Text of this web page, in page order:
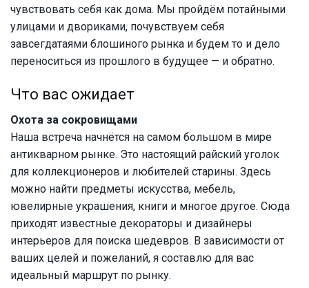
чувствовать себя как дома. Мы пройдём потайными
улицами и двориками, почувствуем себя
завсегдатаями блошиного рынка и будем то и дело
переноситься из прошлого в будущее — и обратно.
Что вас ожидает
Охота за сокровищами
Наша встреча начнётся на самом большом в мире
антикварном рынке. Это настоящий райский уголок
для коллекционеров и любителей старины. Здесь
можно найти предметы искусства, мебель,
ювелирные украшения, книги и многое другое. Сюда
приходят известные декораторы и дизайнеры
интерьеров для поиска шедевров. В зависимости от
ваших целей и пожеланий, я составлю для вас
идеальный маршрут по рынку.